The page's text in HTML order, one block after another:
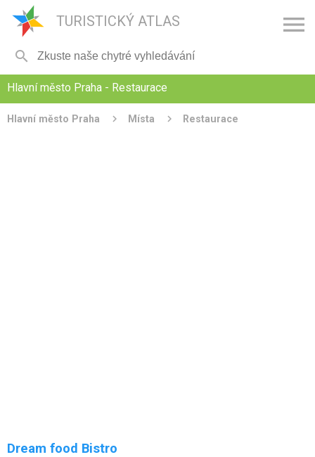
TURISTICKÝ ATLAS 

Hlavní město Praha - Restaurace
Hlavní město Praha Místa Restaurace
Žižkov na Žižkově